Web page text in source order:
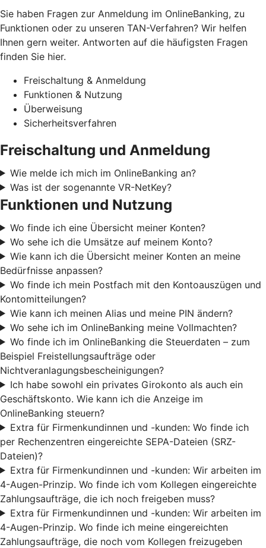
Sie haben Fragen zur Anmeldung im OnlineBanking, zu
Funktionen oder zu unseren TAN-Verfahren? Wir helfen
Ihnen gern weiter. Antworten auf die häufigsten Fragen
finden Sie hier.
Freischaltung & Anmeldung
Funktionen & Nutzung
Überweisung
Sicherheitsverfahren
Freischaltung und Anmeldung
Wie melde ich mich im OnlineBanking an?
Was ist der sogenannte VR-NetKey?
Funktionen und Nutzung
Wo finde ich eine Übersicht meiner Konten?
Wo sehe ich die Umsätze auf meinem Konto?
Wie kann ich die Übersicht meiner Konten an meine
Bedürfnisse anpassen?
Wo finde ich mein Postfach mit den Kontoauszügen und
Kontomitteilungen?
Wie kann ich meinen Alias und meine PIN ändern?
Wo sehe ich im OnlineBanking meine Vollmachten?
Wo finde ich im OnlineBanking die Steuerdaten – zum
Beispiel Freistellungsaufträge oder
Nichtveranlagungsbescheinigungen?
Ich habe sowohl ein privates Girokonto als auch ein
Geschäftskonto. Wie kann ich die Anzeige im
OnlineBanking steuern?
Extra für Firmenkundinnen und -kunden: Wo finde ich
per Rechenzentren eingereichte SEPA-Dateien (SRZ-
Dateien)?
Extra für Firmenkundinnen und -kunden: Wir arbeiten im
4-Augen-Prinzip. Wo finde ich vom Kollegen eingereichte
Zahlungsaufträge, die ich noch freigeben muss?
Extra für Firmenkundinnen und -kunden: Wir arbeiten im
4-Augen-Prinzip. Wo finde ich meine eingereichten
Zahlungsaufträge, die noch vom Kollegen freizugeben